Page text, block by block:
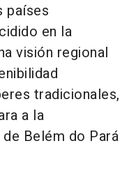
países
en la
visión regional
tradicionales,
a la
Belém do Pará